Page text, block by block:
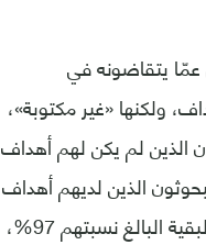
أخرى عمّا يتقاضونه في
ولكنها «غير مكتوبة»،
الذين لم يكن لهم أهداف
المبحوثون الذين لديهم أهداف
وخطط «مكتوبة» لتحقيقها، والتي بلغت نسبتهم 3%، 10 أضعاف ما يتقاضاه البقية البالغ نسبتهم 97%،